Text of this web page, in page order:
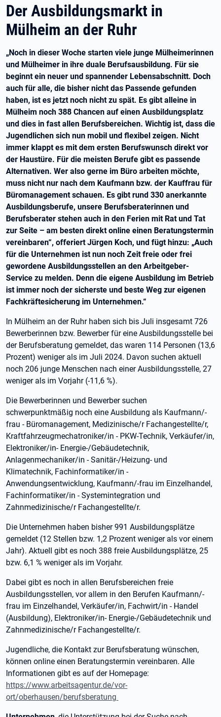
Der Ausbildungsmarkt in
Mülheim an der Ruhr
„Noch in dieser Woche starten viele junge Mülheimerinnen
und Mülheimer in ihre duale Berufsausbildung. Für sie
beginnt ein neuer und spannender Lebensabschnitt. Doch
auch für alle, die bisher nicht das Passende gefunden
haben, ist es jetzt noch nicht zu spät. Es gibt alleine in
Mülheim noch 388 Chancen auf einen Ausbildungsplatz
und dies in fast allen Berufsbereichen. Wichtig ist, dass die
Jugendlichen sich nun mobil und flexibel zeigen. Nicht
immer klappt es mit dem ersten Berufswunsch direkt vor
der Haustüre. Für die meisten Berufe gibt es passende
Alternativen. Wer also gerne im Büro arbeiten möchte,
muss nicht nur nach dem Kaufmann bzw. der Kauffrau für
Büromanagement schauen. Es gibt rund 330 anerkannte
Ausbildungsberufe, unsere Berufsberaterinnen und
Berufsberater stehen auch in den Ferien mit Rat und Tat
zur Seite – am besten direkt online einen Beratungstermin
vereinbaren“, offeriert Jürgen Koch, und fügt hinzu: „Auch
für die Unternehmen ist nun noch Zeit freie oder frei
gewordene Ausbildungsstellen an den Arbeitgeber-
Service zu melden. Denn die eigene Ausbildung im Betrieb
ist immer noch der sicherste und beste Weg zur eigenen
Fachkräftesicherung im Unternehmen.“
In Mülheim an der Ruhr haben sich bis Juli insgesamt 726
Bewerberinnen bzw. Bewerber für eine Ausbildungsstelle bei
der Berufsberatung gemeldet, das waren 114 Personen (13,6
Prozent) weniger als im Juli 2024. Davon suchen aktuell
noch 206 junge Menschen nach einer Ausbildungsstelle, 27
weniger als im Vorjahr (-11,6 %).
Die Bewerberinnen und Bewerber suchen
schwerpunktmäßig noch eine Ausbildung als Kaufmann/-
frau - Büromanagement, Medizinische/r Fachangestellte/r,
Kraftfahrzeugmechatroniker/in - PKW-Technik, Verkäufer/in,
Elektroniker/in- Energie-/Gebäudetechnik,
Anlagenmechaniker/in - Sanitär-/Heizung- und
Klimatechnik, Fachinformatiker/in -
Anwendungsentwicklung, Kaufmann/-frau im Einzelhandel,
Fachinformatiker/in - Systemintegration und
Zahnmedizinische/r Fachangestellte/r.
Die Unternehmen haben bisher 991 Ausbildungsplätze
gemeldet (12 Stellen bzw. 1,2 Prozent weniger als vor einem
Jahr). Aktuell gibt es noch 388 freie Ausbildungsplätze, 25
bzw. 6,1 % weniger als im Vorjahr.
Dabei gibt es noch in allen Berufsbereichen freie
Ausbildungsstellen, vor allem in den Berufen Kaufmann/-
frau im Einzelhandel, Verkäufer/in, Fachwirt/in - Handel
(Ausbildung), Elektroniker/in- Energie-/Gebäudetechnik und
Zahnmedizinische/r Fachangestellte/r.
Jugendliche, die Kontakt zur Berufsberatung wünschen,
können online einen Beratungstermin vereinbaren. Alle
Informationen gibt es auf der Homepage:
https://www.arbeitsagentur.de/vor-
ort/oberhausen/berufsberatung